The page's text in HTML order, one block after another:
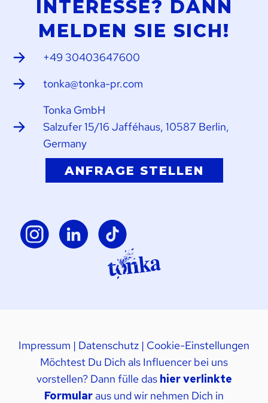
INTERESSE? DANN
MELDEN SIE SICH!
+49 30403647600
tonka@tonka-pr.com
Tonka GmbH
Salzufer 15/16 Jafféhaus, 10587 Berlin,
Germany
ANFRAGE STELLEN
Impressum | Datenschutz | Cookie-Einstellungen
Möchtest Du Dich als Influencer bei uns
vorstellen? Dann fülle das hier verlinkte
Formular aus und wir nehmen Dich in